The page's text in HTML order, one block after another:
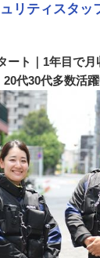
リティスタッ
ート｜1年目で
代30代多数活躍